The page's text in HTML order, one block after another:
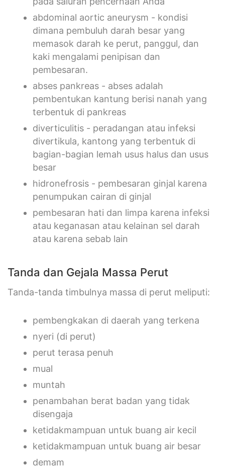
abdominal aortic aneurysm - kondisi
dimana pembuluh darah besar yang
memasok darah ke perut, panggul, dan
kaki mengalami penipisan dan
pembesaran.
abses pankreas - abses adalah
pembentukan kantung berisi nanah yang
terbentuk di pankreas
diverticulitis - peradangan atau infeksi
divertikula, kantong yang terbentuk di
bagian-bagian lemah usus halus dan usus
besar
hidronefrosis - pembesaran ginjal karena
penumpukan cairan di ginjal
pembesaran hati dan limpa karena infeksi
atau keganasan atau kelainan sel darah
atau karena sebab lain
Tanda dan Gejala Massa Perut
Tanda-tanda timbulnya massa di perut meliputi:
pembengkakan di daerah yang terkena
nyeri (di perut)
perut terasa penuh
mual
muntah
penambahan berat badan yang tidak
disengaja
ketidakmampuan untuk buang air kecil
ketidakmampuan untuk buang air besar
demam